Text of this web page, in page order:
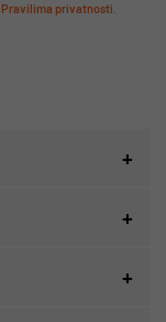
Pravilima privatnosti